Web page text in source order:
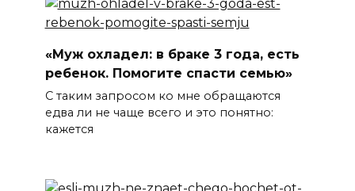
«Муж охладел: в браке 3 года, есть
ребенок. Помогите спасти семью»
С таким запросом ко мне обращаются
едва ли не чаще всего и это понятно:
кажется